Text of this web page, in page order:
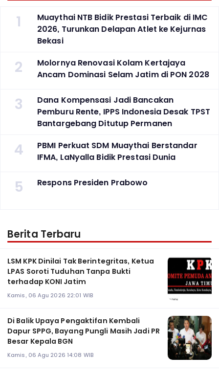
1
Muaythai NTB Bidik Prestasi Terbaik di IMC
2026, Turunkan Delapan Atlet ke Kejurnas
Bekasi
2
Molornya Renovasi Kolam Kertajaya
Ancam Dominasi Selam Jatim di PON 2028
3
Dana Kompensasi Jadi Bancakan
Pemburu Rente, IPPS Indonesia Desak TPST
Bantargebang Ditutup Permanen
4
PBMI Perkuat SDM Muaythai Berstandar
IFMA, LaNyalla Bidik Prestasi Dunia
5 Respons Presiden Prabowo
Berita Terbaru
LSM KPK Dinilai Tak Berintegritas, Ketua
LPAS Soroti Tuduhan Tanpa Bukti
terhadap KONI Jatim
Kamis, 06 Agu 2026 22:01 WIB
Di Balik Upaya Pengaktifan Kembali
Dapur SPPG, Bayang Pungli Masih Jadi PR
Besar Kepala BGN
Kamis, 06 Agu 2026 14:08 WIB